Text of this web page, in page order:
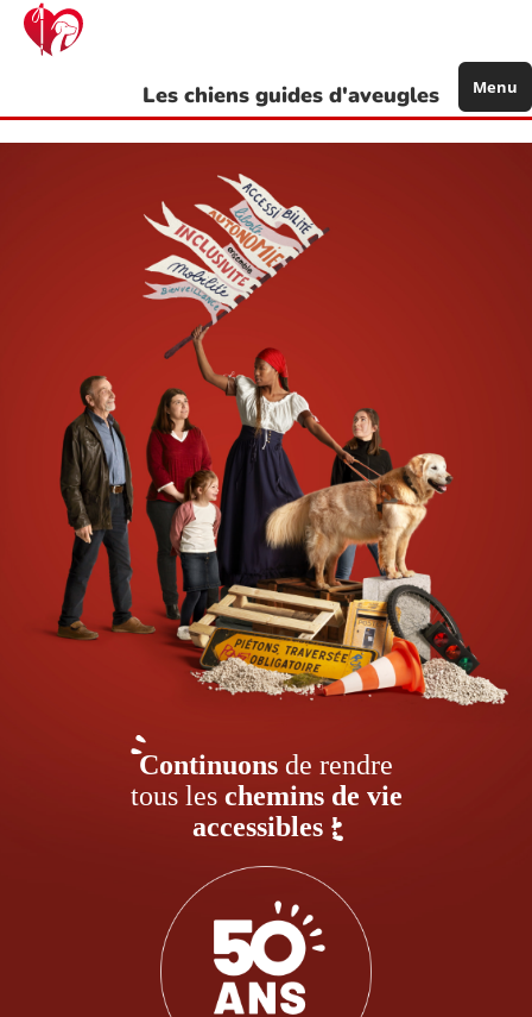
Aller
contenu
Les chiens guides d'aveugles Menu
Continuons de rendre
tous les chemins de vie
accessibles !